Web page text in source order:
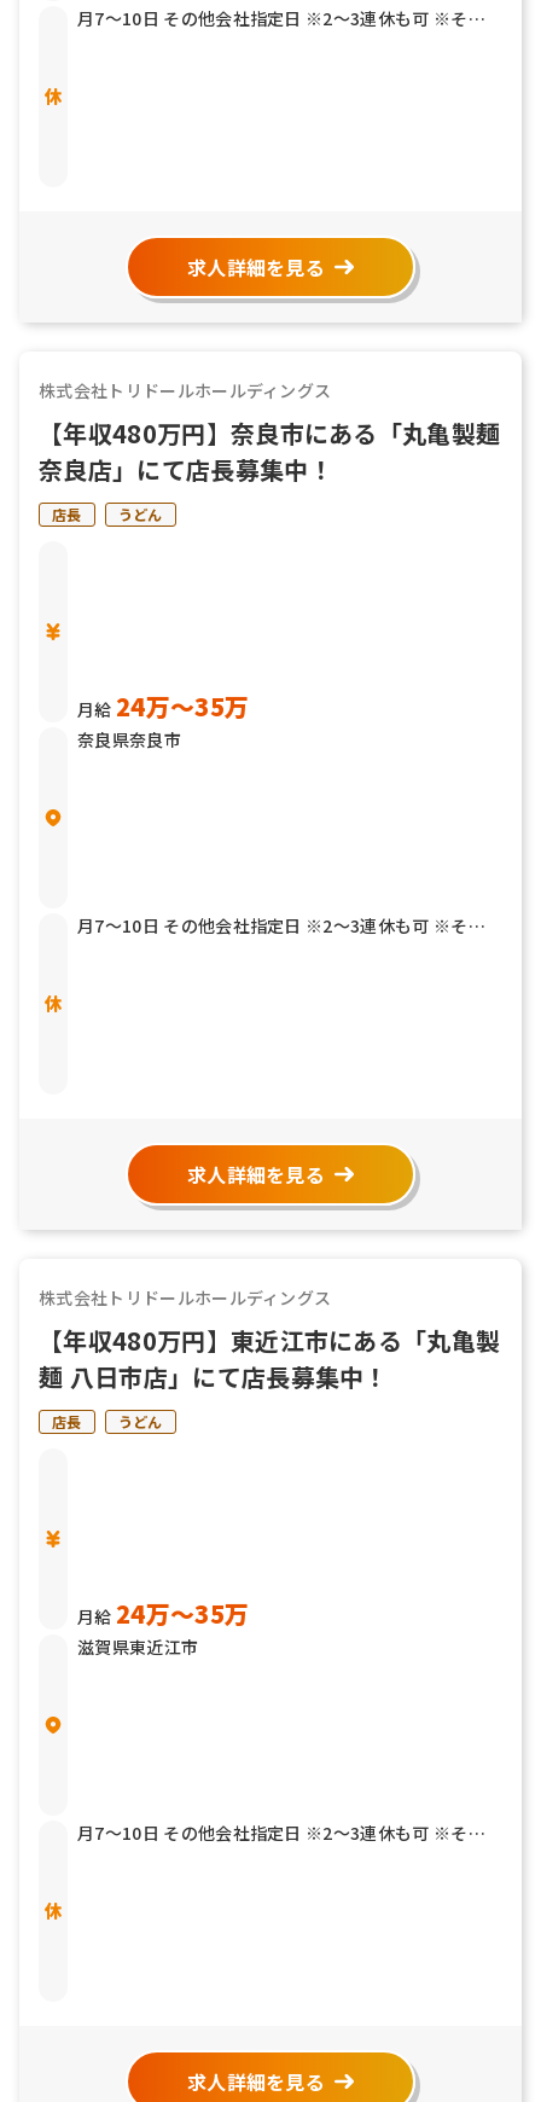
月7～10日 その他会社指定日 ※2～3連休も可 ※その
求人詳細を見る
株式会社トリドールホールディングス
【年収480万円】奈良市にある「丸亀製麺
奈良店」にて店長募集中！
店長 うどん
月給 24万〜35万
奈良県奈良市
月7～10日 その他会社指定日 ※2～3連休も可 ※その
求人詳細を見る
株式会社トリドールホールディングス
【年収480万円】東近江市にある「丸亀製
麺 八日市店」にて店長募集中！
店長 うどん
月給 24万〜35万
滋賀県東近江市
月7～10日 その他会社指定日 ※2～3連休も可 ※その
求人詳細を見る